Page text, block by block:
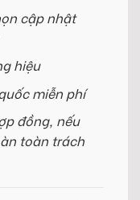
cập nhật
hiệu
miễn phí
đồng, nếu
toàn trách